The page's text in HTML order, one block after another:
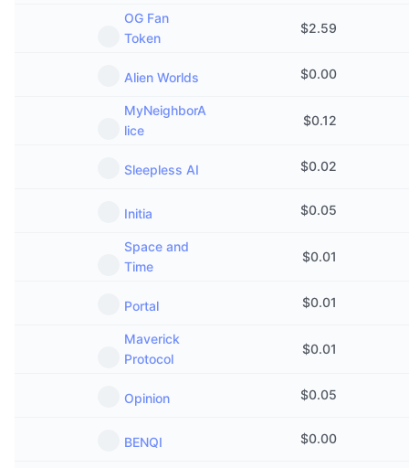
OG Fan
Token
$2.59
Alien Worlds $0.00
MyNeighborA
lice
$0.12
Sleepless AI $0.02
Initia $0.05
Space and
Time
$0.01
Portal $0.01
Maverick
Protocol
$0.01
Opinion $0.05
BENQI $0.00